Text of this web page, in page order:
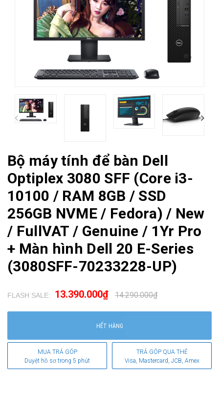
Bộ máy tính để bàn Dell
Optiplex 3080 SFF (Core i3-
10100 / RAM 8GB / SSD
256GB NVME / Fedora) / New
/ FullVAT / Genuine / 1Yr Pro
+ Màn hình Dell 20 E-Series
(3080SFF-70233228-UP)
FLASH SALE: 13.390.000₫ 14.290.000₫
HẾT HÀNG
MUA TRẢ GÓP
Duyệt hồ sơ trong 5 phút
TRẢ GÓP QUA THẺ
Visa, Mastercard, JCB, Amex